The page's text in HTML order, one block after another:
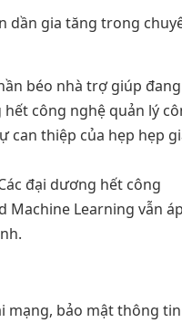
dần gia tăng trong
béo nhà trợ giúp đang
công nghệ quản lý
can thiệp của hẹp hẹp
đại dương hết công
Machine Learning vẫn
mạng, bảo mật thông tin